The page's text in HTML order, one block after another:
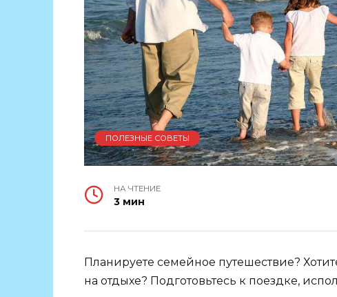
ПОЛЕЗНЫЕ СОВЕТЫ
НА ЧТЕНИЕ
3 мин
Планируете семейное путешествие?
на отдыхе? Подготовьтесь к поездке,